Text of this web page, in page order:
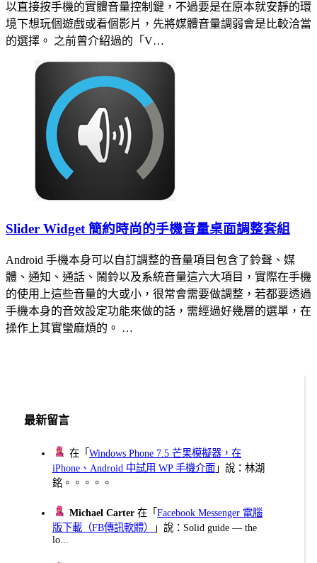
以直接按手機的實體音量控制鍵，不過要是在原本就安靜的環
境下想玩個遊戲或看個影片，先將媒體音量調弱會是比較洽當
的選擇。 之前曾介紹過的「V…
Slider Widget 簡約時尚的手機音量桌面調整套組
Android 手機本身可以自訂調整的音量項目包含了鈴聲、媒
體、通知、通話、鬧鈴以及系統音量這六大項目，實際在手機
的使用上這些音量的大或小，很常會需要做調整，若都要透過
手機本身的音效設定功能來做的話，需經過好幾層的選單，在
操作上其實蠻麻煩的。 …
最新留言
在「Windows Phone 7.5 芒果模擬器，在
iPhone、Android 中試用 WP 手機介面 」說：林湖
銘。。。。。
Michael Carter 在「Facebook Messenger 電腦
版下載（FB傳訊軟體）
」說：Solid guide — the
lo...